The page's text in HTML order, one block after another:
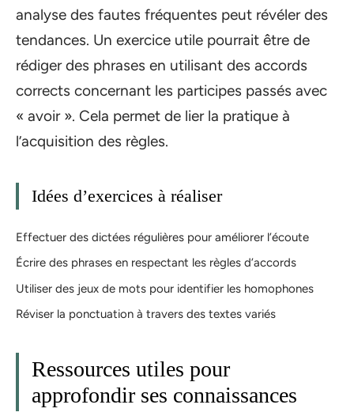
analyse des fautes fréquentes peut révéler des
tendances. Un exercice utile pourrait être de
rédiger des phrases en utilisant des accords
corrects concernant les participes passés avec
« avoir ». Cela permet de lier la pratique à
l’acquisition des règles.
Idées d’exercices à réaliser
Effectuer des dictées régulières pour améliorer l’écoute
Écrire des phrases en respectant les règles d’accords
Utiliser des jeux de mots pour identifier les homophones
Réviser la ponctuation à travers des textes variés
Ressources utiles pour
approfondir ses connaissances